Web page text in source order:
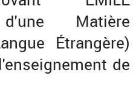
d'une Matière
Étrangère)
de